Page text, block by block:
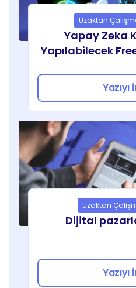
Uzaktan
Yapay Zeka
Yapılabilecek
Yazıyı
Uzaktan
Dijital
Yazıyı